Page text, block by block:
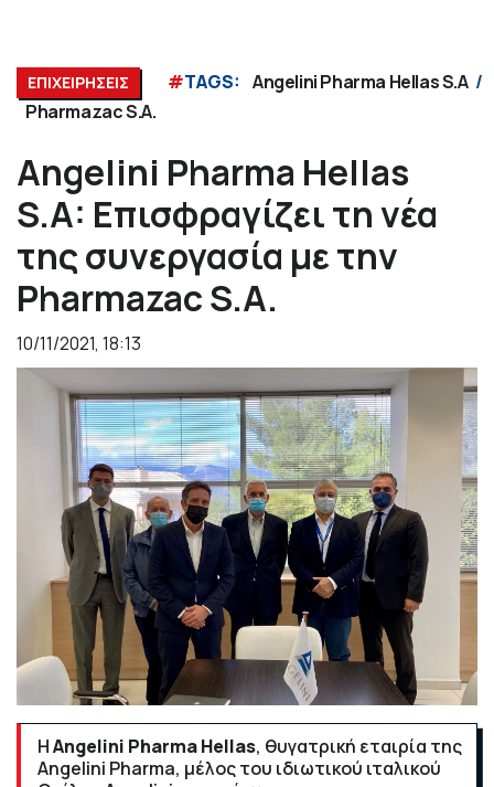
ΕΠΙΧΕΙΡΗΣΕΙΣ #TAGS: Angelini Pharma Hellas S.A
Pharmazac S.A.
Angelini Pharma Hellas
S.A: Επισφραγίζει τη νέα
της συνεργασία με την
Pharmazac S.A.
10/11/2021, 18:13
ΗAngelini Pharma Hellas, θυγατρική εταιρία της
Angelini Pharma, μέλος του ιδιωτικού ιταλικού